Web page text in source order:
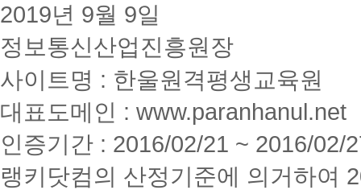
2019년 9월 9일
정보통신산업진흥원장
사이트명 : 한울원격평생교육원
대표도메인 : www.paranhanul.net
인증기간 : 2016/02/21 ~ 2016/02/
랭키닷컴의 산정기준에 의거하여